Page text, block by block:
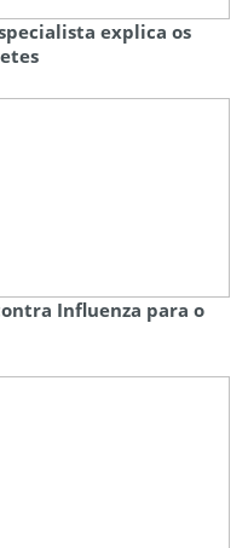
explica os
Influenza para o